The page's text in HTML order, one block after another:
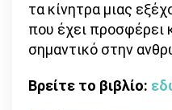
τα κίνητρα μιας
που έχει προσφέρει
σημαντικό στην
Βρείτε το βιβλίο: